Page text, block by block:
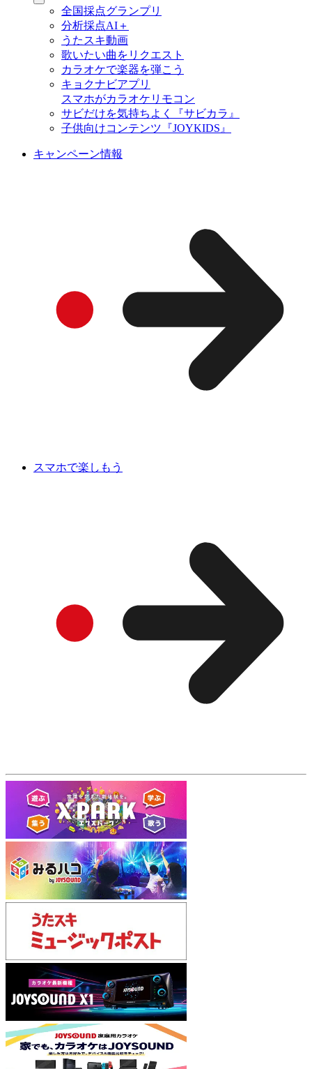
全国採点グランプリ
分析採点AI＋
うたスキ動画
歌いたい曲をリクエスト
カラオケで楽器を弾こう
キョクナビアプリ
スマホがカラオケリモコン
サビだけを気持ちよく『サビカラ』
子供向けコンテンツ『JOYKIDS』
キャンペーン情報
スマホで楽しもう